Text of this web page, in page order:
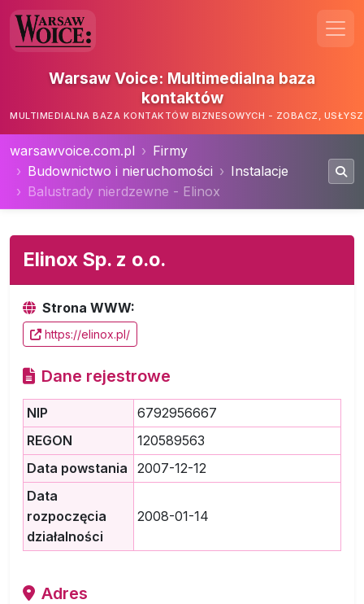
Warsaw Voice: Multimedialna baza
kontaktów
MULTIMEDIALNA BAZA KONTAKTÓW BIZNESOWYCH - ZOBACZ,
warsawvoice.com.pl
Firmy
Budownictwo i nieruchomości
Instalacje
Balustrady nierdzewne - Elinox
Elinox Sp. z o.o.
Strona WWW:
https://elinox.pl/
Dane rejestrowe
NIP
6792956667
REGON
120589563
Data powstania
2007-12-12
Data
rozpoczęcia
działalności
2008-01-14
Adres